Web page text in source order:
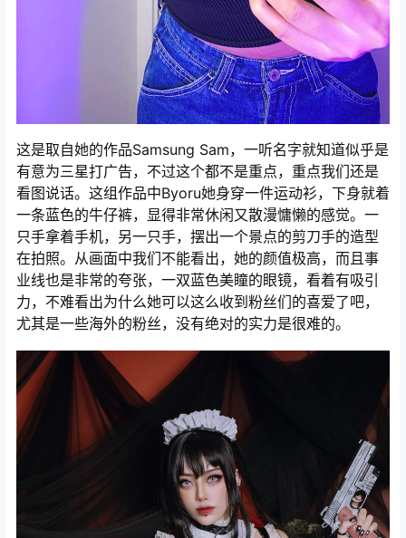
这是取自她的作品Samsung Sam，一听名字就知道似乎是
有意为三星打广告，不过这个都不是重点，重点我们还是
看图说话。这组作品中Byoru她身穿一件运动衫，下身就着
一条蓝色的牛仔裤，显得非常休闲又散漫慵懒的感觉。一
只手拿着手机，另一只手，摆出一个景点的剪刀手的造型
在拍照。从画面中我们不能看出，她的颜值极高，而且事
业线也是非常的夸张，一双蓝色美瞳的眼镜，看着有吸引
力，不难看出为什么她可以这么收到粉丝们的喜爱了吧，
尤其是一些海外的粉丝，没有绝对的实力是很难的。